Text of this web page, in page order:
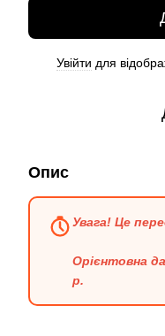
Увійти для
Опис
Увага! Це
Орієнтовна
р.